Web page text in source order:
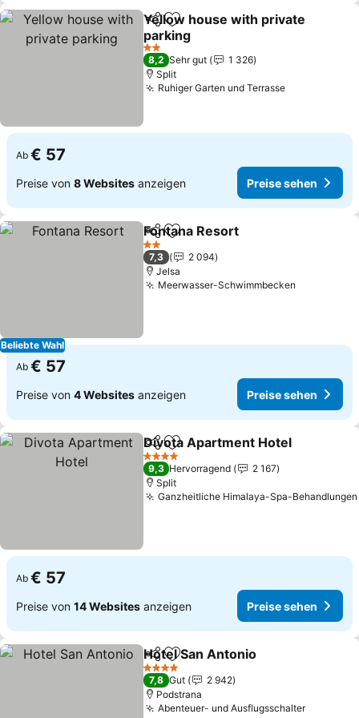
TeilenZu Favoriten hinzufügen
Yellow house with private
parking
Preise sehen
2 Sterne
8,2 Sehr gut
1 326
Split
Ruhiger Garten und TerrassePreise
Ab € 57
Preise von 8 Websites anzeigen Preise sehen
Beliebte Wahl
TeilenZu Favoriten hinzufügen
Fontana Resort
2 Sterne
7,3
2 094
Jelsa
Meerwasser-Schwimmbecken
Ab € 57
Preise von 4 Websites anzeigen Preise sehen
TeilenZu Favoriten hinzufügen
Divota Apartment Hotel
4 Sterne
9,3 Hervorragend
2 167
Split
Ganzheitliche Himalaya-Spa-Behandlungen
Ab € 57
Preise von 14 Websites anzeigen Preise sehen
TeilenZu Favoriten hinzufügen
Hotel San Antonio
4 Sterne
7,8 Gut
2 942
Podstrana
Abenteuer- und AusflugsschalterPreise